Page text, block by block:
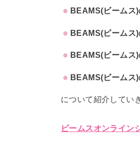
BEAMS(ビームス
BEAMS(ビームス
BEAMS(ビームス
BEAMS(ビームス
について紹介してい
ビームスオンライン